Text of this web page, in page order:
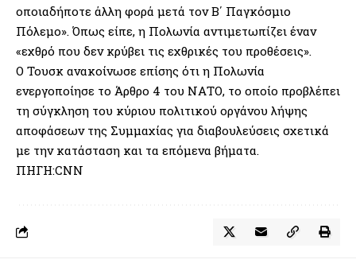
οποιαδήποτε άλλη φορά μετά τον Β΄ Παγκόσμιο
Πόλεμο». Όπως είπε, η Πολωνία αντιμετωπίζει έναν
«εχθρό που δεν κρύβει τις εχθρικές του προθέσεις».
Ο Τουσκ ανακοίνωσε επίσης ότι η Πολωνία
ενεργοποίησε το Άρθρο 4 του ΝΑΤΟ, το οποίο προβλέπει
τη σύγκληση του κύριου πολιτικού οργάνου λήψης
αποφάσεων της Συμμαχίας για διαβουλεύσεις σχετικά
με την κατάσταση και τα επόμενα βήματα.
ΠΗΓΗ:CNN